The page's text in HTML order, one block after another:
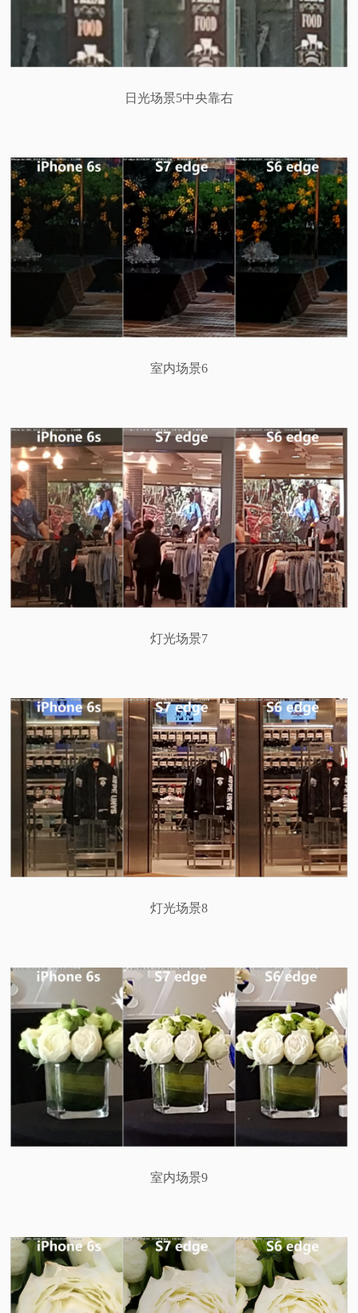
日光场景5中央靠右
室内场景6
灯光场景7
灯光场景8
室内场景9